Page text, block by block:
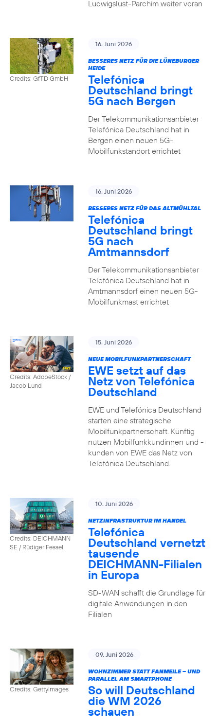
Ludwigslust-Parchim weiter voran
Credits: GfTD GmbH
16. Juni 2026
BESSERES NETZ FÜR DIE LÜNEBURGER
HEIDE
Telefónica
Deutschland bringt
5G nach Bergen
Der Telekommunikationsanbieter
Telefónica Deutschland hat in
Bergen einen neuen 5G-
Mobilfunkstandort errichtet
16. Juni 2026
BESSERES NETZ FÜR DAS ALTMÜHLTAL
Telefónica
Deutschland bringt
5G nach
Amtmannsdorf
Der Telekommunikationsanbieter
Telefónica Deutschland hat in
Amtmannsdorf einen neuen 5G-
Mobilfunkmast errichtet
Credits: AdobeStock /
Jacob Lund
15. Juni 2026
NEUE MOBILFUNKPARTNERSCHAFT
EWE setzt auf das
Netz von Telefónica
Deutschland
EWE und Telefónica Deutschland
starten eine strategische
Mobilfunkpartnerschaft. Künftig
nutzen Mobilfunkkundinnen und -
kunden von EWE das Netz von
Telefónica Deutschland.
Credits: DEICHMANN
SE / Rüdiger Fessel
10. Juni 2026
NETZINFRASTRUKTUR IM HANDEL
Telefónica
Deutschland vernetzt
tausende
DEICHMANN-Filialen
in Europa
SD-WAN schafft die Grundlage für
digitale Anwendungen in den
Filialen
Credits: GettyImages
09. Juni 2026
WOHNZIMMER STATT FANMEILE – UND
PARALLEL AM SMARTPHONE
So will Deutschland
die WM 2026
schauen